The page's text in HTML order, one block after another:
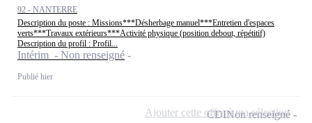
92 - NANTERRE
Description du poste : Missions***Désherbage manuel***Entretien d'espaces
verts***Travaux extérieurs***Activité physique (position debout, répétitif)
Description du profil : Profil...
Intérim - Non renseigné
Publié hier
CDINon renseigné
Ajouter cette offre à ma sélection